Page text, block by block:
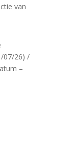
van
07/26) /
–